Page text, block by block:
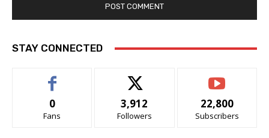
STAY CONNECTED
0
Fans
3,912
Followers
22,800
Subscribers